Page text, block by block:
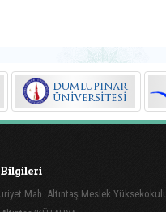
Mah. Altıntaş Meslek